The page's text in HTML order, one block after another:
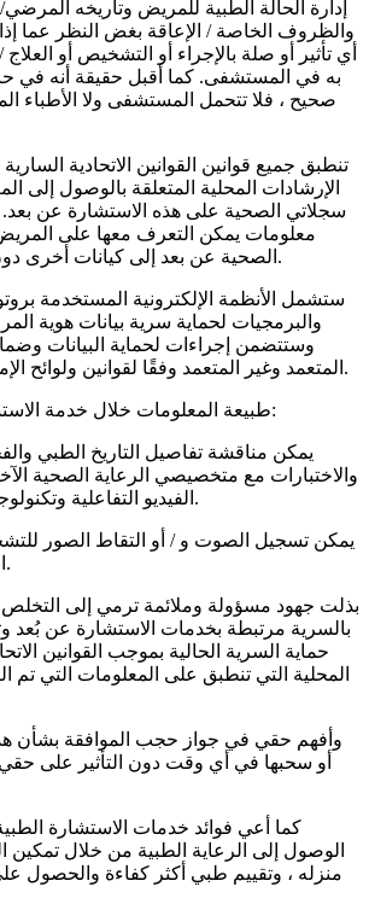
إدارة الحالة الطبية للمريض وتاريخه
والظروف الخاصة / الإعاقة بغض النظر عما
أي تأثير أو صلة بالإجراء أو التشخيص أو
به في المستشفى. كما أقبل حقيقة أنه في
صحيح ، فلا تتحمل المستشفى ولا الأطباء
تنطبق جميع قوانين القوانين الاتحادية
الإرشادات المحلية المتعلقة بالوصول إلى
سجلاتي الصحية على هذه الاستشارة عن
معلومات يمكن التعرف معها على
الصحية عن بعد إلى كيانات أخرى دون موافقتي الشخصية.
ستشمل الأنظمة الإلكترونية المستخدمة
والبرمجيات لحماية سرية بيانات هوية
وستتضمن إجراءات لحماية البيانات
المتعمد وغير المتعمد وفقًا لقوانين ولوائح الإمارات العربية المتحدة.
طبيعة المعلومات خلال خدمة الاستشارة الصحية عن بعد:
يمكن مناقشة تفاصيل التاريخ الطبي
والاختبارات مع متخصيصي الرعاية الصحية
الفيديو التفاعلية وتكنولوجيا الصوت والاتصالات.
يمكن تسجيل الصوت و / أو التقاط الصور
العلاج ومراقبة الجودة.
بذلت جهود مسؤولة وملائمة ترمي إلى
بالسرية مرتبطة بخدمات الاستشارة عن بُعد
حماية السرية الحالية بموجب القوانين
المحلية التي تنطبق على المعلومات التي
وأفهم حقي في جواز حجب الموافقة بشأن
أو سحبها في أي وقت دون التأثير على حقي
كما أعي فوائد خدمات الاستشارة
الوصول إلى الرعاية الطبية من خلال
منزله ، وتقييم طبي أكثر كفاءة والحصول